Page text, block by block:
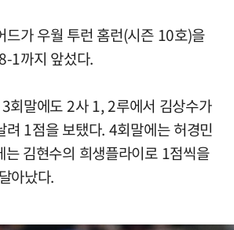
드가 우월 투런 홈런(시즌 10호)을
1까지 앞섰다.
회말에도 2사 1, 2루에서 김상수가
려 1점을 보탰다. 4회말에는 허경민
김현수의 희생플라이로 1점씩을
아났다.